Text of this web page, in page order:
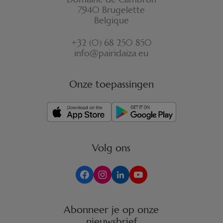
7940 Brugelette
Belgique
+32 (0) 68 250 850
info@pairidaiza.eu
Onze toepassingen
Volg ons
Abonneer je op onze